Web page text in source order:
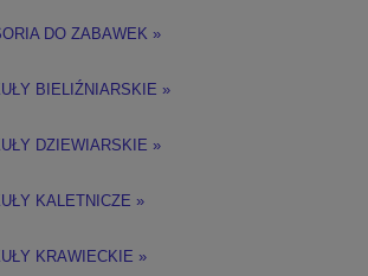
DO ZABAWEK »
BIELIŹNIARSKIE »
DZIEWIARSKIE »
KALETNICZE »
KRAWIECKIE »